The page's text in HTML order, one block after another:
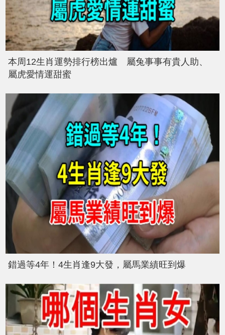
本周12生肖運勢排行榜出爐 屬兔事事有貴人助、
屬虎愛情運甜蜜
錯過等4年！4生肖逢9大發，屬馬業績旺到爆